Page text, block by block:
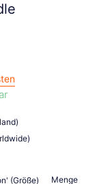
(Größe) Menge